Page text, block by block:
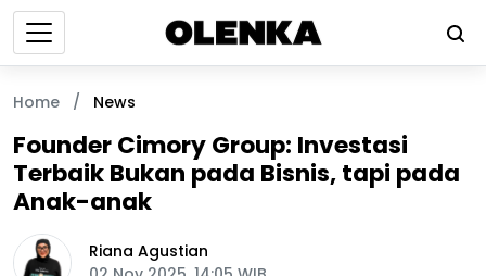
Home / News
Founder Cimory Group: Investasi
Terbaik Bukan pada Bisnis, tapi pada
Anak-anak
Riana Agustian